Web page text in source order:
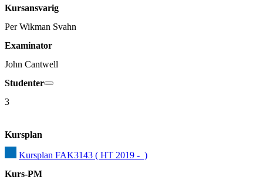
Kursansvarig
Per Wikman Svahn
Examinator
John Cantwell
Studenter
3
Kursplan
Kursplan FAK3143 ( HT 2019 -  )
Kurs-PM